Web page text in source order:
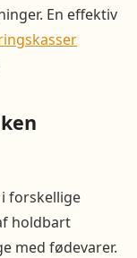
En effektiv
forskellige
holdbart
med fødevarer.